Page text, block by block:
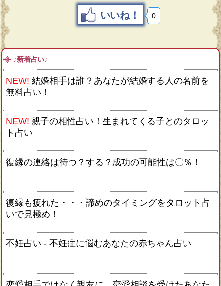
いいね！ 0
♪新着占い♪
NEW! 結婚相手は誰？あなたが結婚する人の名前を
無料占い！
NEW! 親子の相性占い！生まれてくる子とのタロッ
ト占い
復縁の連絡は待つ？する？成功の可能性は〇％！
復縁も疲れた・・・諦めのタイミングをタロット占
いで見極め！
不妊占い - 不妊症に悩むあなたの赤ちゃん占い